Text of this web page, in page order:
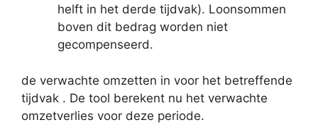
helft in het derde tijdvak). Loonsommen
boven dit bedrag worden niet
gecompenseerd.
de verwachte omzetten in voor het betreffende
tijdvak . De tool berekent nu het verwachte
omzetverlies voor deze periode.